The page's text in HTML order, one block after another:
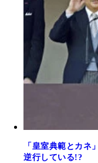
「皇室典範とカネ
逆行している!?